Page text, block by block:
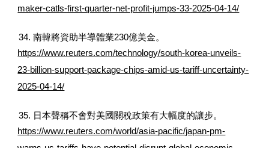
maker-catls-first-quarter-net-profit-jumps-33-2025-04-14/
34. 南韓將資助半導體業230億美金。
https://www.reuters.com/technology/south-korea-unveils-
23-billion-support-package-chips-amid-us-tariff-uncertainty-
2025-04-14/
35. 日本聲稱不會對美國關稅政策有大幅度的讓步。
https://www.reuters.com/world/asia-pacific/japan-pm-